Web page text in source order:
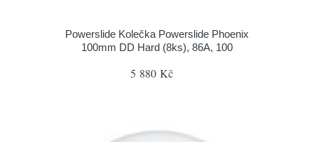
Powerslide Kolečka Powerslide Phoenix
100mm DD Hard (8ks), 86A, 100
5 880 Kč